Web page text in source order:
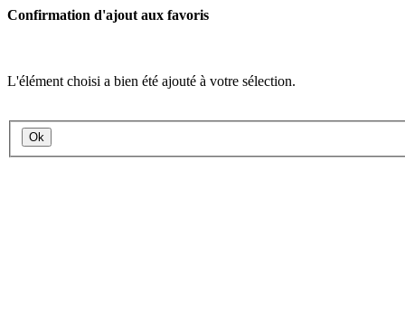
Confirmation d'ajout aux favoris
L'élément choisi a bien été ajouté à votre sélection.